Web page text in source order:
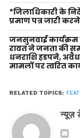
*जिलाधिकारी के
प्रमाण पत्र जारी
जनसुनवाई
रावत ने जनता की
धनराशि हडपने, अवैध
मामलों पर त्वरित
RELATED TOPICS:
न्यूज़